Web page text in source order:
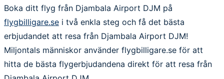
Boka ditt flyg från Djambala Airport DJM på
flygbilligare.se i två enkla steg och få det bästa
erbjudandet att resa från Djambala Airport DJM!
Miljontals människor använder flygbilligare.se för att
hitta de bästa flygerbjudandena direkt för att resa från